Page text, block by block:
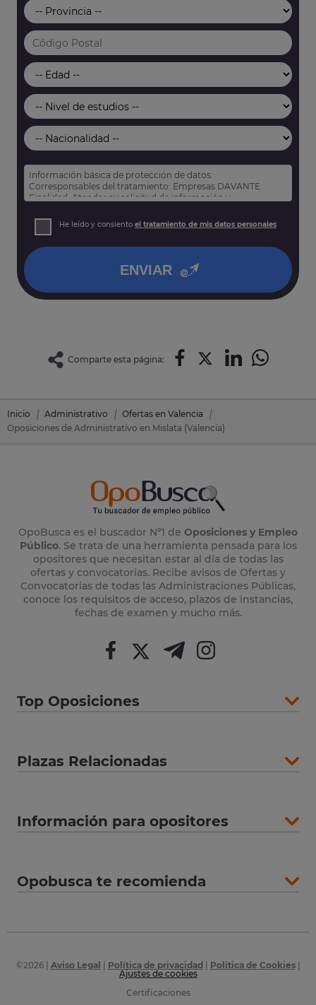
Información básica de protección de datos:
Corresponsables del tratamiento: Empresas DAVANTE
Finalidad: Atender su solicitud de información y
Derechos: Puede acceder, rectificar y suprimir sus datos,
así como otros derechos tal y como se explica en nuestra
He leído y consiento el tratamiento de mis datos personales
ENVIAR
Comparte esta página:
Inicio Administrativo
Ofertas en Valencia
Oposiciones de Administrativo en Mislata (Valencia)
OpoBusca es el buscador Nº1 de Oposiciones y Empleo
Público. Se trata de una herramienta pensada para los
opositores que necesitan estar al día de todas las
ofertas y convocatorias. Recibe avisos de Ofertas y
Convocatorias de todas las Administraciones Públicas,
conoce los requisitos de acceso, plazos de instancias,
fechas de examen y mucho más.
Top Oposiciones
Plazas Relacionadas
Información para opositores
Opobusca te recomienda
©2026| Aviso Legal Política de privacidad Política de Cookies|
Ajustes de cookies
Certificaciones